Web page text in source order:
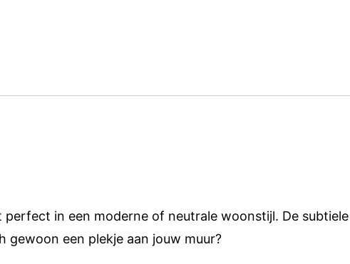
in een moderne of neutrale woonstijl. De
gewoon een plekje aan jouw muur?